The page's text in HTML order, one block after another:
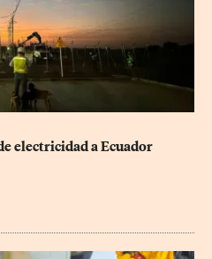
electricidad a Ecuador